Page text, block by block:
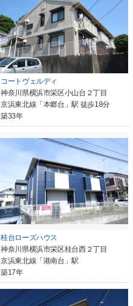
コートヴェルディ
神奈川県横浜市栄区小山台２丁目
京浜東北線「本郷台」駅 徒歩18分
築33年
桂台ローズハウス
神奈川県横浜市栄区桂台西２丁目
京浜東北線「港南台」駅
築17年